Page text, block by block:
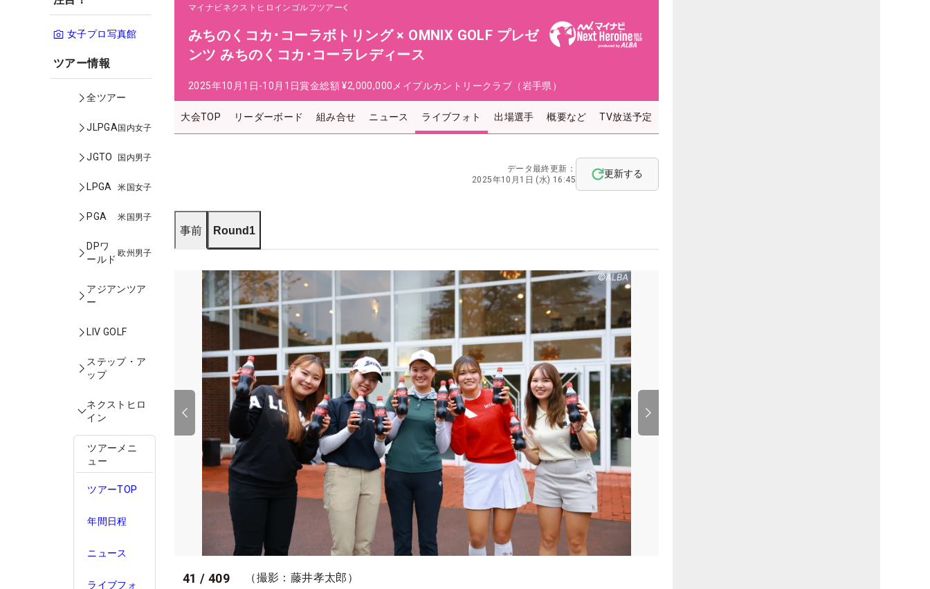
女子プロ写真館
ツアー情報
全ツアー
JLPGA国内女子
JGTO 国内男子
LPGA 米国女子
PGA 米国男子
DPワ
ールド
欧州男子
アジアンツア
ー
LIV GOLF
ステップ・ア
ップ
ネクストヒロ
イン
ツアーメニ
ュー
ツアーTOP
年間日程
ニュース
ライブフォ
マイナビネクストヒロインゴルフツアー
みちのくコカ･コーラボトリング × OMNIX GOLF プレゼ
ンツ みちのくコカ･コーラレディース
2025年10月1日-10月1日賞金総額 ¥2,000,000 メイプルカントリークラブ（岩手県）
大会TOP リーダーボード 組み合せ ニュース ライブフォト 出場選手 概要など TV放送予定
データ最終更新：
2025年10月1日 (水) 16:45
更新する
事前 Round1
41 /409 （撮影：藤井孝太郎）